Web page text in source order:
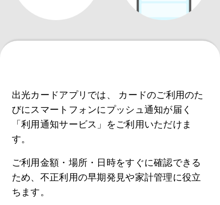
出光カードアプリでは、 カードのご利用のた
びにスマートフォンにプッシュ通知が届く
「利用通知サービス」をご利用いただけま
す。
ご利用金額・場所・日時をすぐに確認できる
ため、不正利用の早期発見や家計管理に役立
ちます。